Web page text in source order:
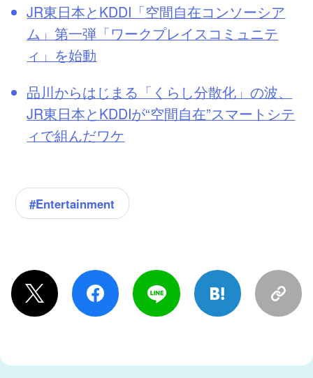
JR東日本とKDDI「空間自在コンソーシア
ム」第一弾「ワークプレイスコミュニテ
ィ」を始動
品川からはじまる「くらし分散化」の波、
JR東日本とKDDIが“空間自在”スマートシテ
ィで組んだワケ
#Entertainment